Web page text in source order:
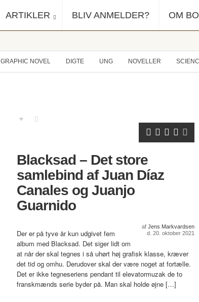
ARTIKLER BLIV ANMELDER? OM
GRAPHIC NOVEL DIGTE UNG NOVELLER
Blacksad – Det store
samlebind af Juan Díaz
Canales og Juanjo
Guarnido
af Jens Markvardsen
d. 20. oktober 2021
Der er på tyve år kun udgivet fem
album med Blacksad. Det siger lidt om
at når der skal tegnes i så uhørt høj grafisk klasse, kræver
det tid og omhu. Derudover skal der være noget at fortælle.
Det er ikke tegneseriens pendant til elevatormuzak de to
franskmænds serie byder på. Man skal holde øjne […]